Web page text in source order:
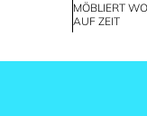
MÖBLIERT
AUF ZEIT